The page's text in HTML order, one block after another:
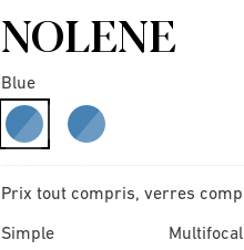
NOLENE
Blue
selected
Prix tout compris, verres
Simple
Multifocal